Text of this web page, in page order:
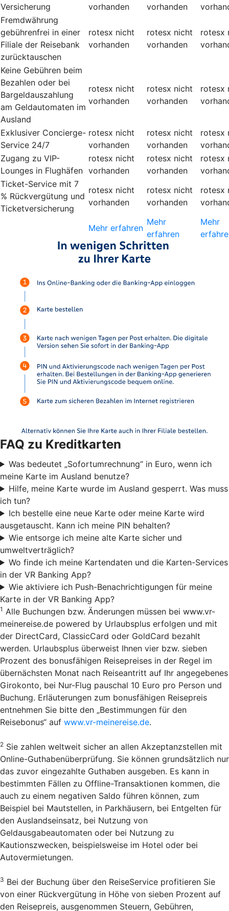
Versicherung
vorhanden
vorhanden
Fremdwährung
gebührenfrei in einer
Filiale der Reisebank
zurücktauschen
rotesx nicht
vorhanden
rotesx nicht
vorhanden
rotesx
Keine Gebühren beim
Bezahlen oder bei
Bargeldauszahlung
am Geldautomaten im
Ausland
rotesx nicht
vorhanden
rotesx nicht
vorhanden
rotesx
Exklusiver Concierge-
Service 24/7
rotesx nicht
vorhanden
rotesx nicht
vorhanden
rotesx
Zugang zu VIP-
Lounges in Flughäfen
rotesx nicht
vorhanden
rotesx nicht
vorhanden
rotesx
Ticket-Service mit 7
% Rückvergütung und
Ticketversicherung
rotesx nicht
vorhanden
rotesx nicht
vorhanden
rotesx
Mehr erfahren
Mehr
erfahren
Mehr
FAQ zu Kreditkarten
Was bedeutet „Sofortumrechnung“ in Euro, wenn ich
meine Karte im Ausland benutze?
Hilfe, meine Karte wurde im Ausland gesperrt. Was muss
ich tun?
Ich bestelle eine neue Karte oder meine Karte wird
ausgetauscht. Kann ich meine PIN behalten?
Wie entsorge ich meine alte Karte sicher und
umweltverträglich?
Wo finde ich meine Kartendaten und die Karten-Services
in der VR Banking App?
Wie aktiviere ich Push-Benachrichtigungen für meine
Karte in der VR Banking App?
1 Alle Buchungen bzw. Änderungen müssen bei www.vr-
meinereise.de powered by Urlaubsplus erfolgen und mit
der DirectCard, ClassicCard oder GoldCard bezahlt
werden. Urlaubsplus überweist Ihnen vier bzw. sieben
Prozent des bonusfähigen Reisepreises in der Regel im
übernächsten Monat nach Reiseantritt auf Ihr angegebenes
Girokonto, bei Nur-Flug pauschal 10 Euro pro Person und
Buchung. Erläuterungen zum bonusfähigen Reisepreis
entnehmen Sie bitte den „Bestimmungen für den
Reisebonus“ auf www.vr-meinereise.de.
2 Sie zahlen weltweit sicher an allen Akzeptanzstellen mit
Online-Guthabenüberprüfung. Sie können grundsätzlich nur
das zuvor eingezahlte Guthaben ausgeben. Es kann in
bestimmten Fällen zu Offline-Transaktionen kommen, die
auch zu einem negativen Saldo führen können, zum
Beispiel bei Mautstellen, in Parkhäusern, bei Entgelten für
den Auslandseinsatz, bei Nutzung von
Geldausgabeautomaten oder bei Nutzung zu
Kautionszwecken, beispielsweise im Hotel oder bei
Autovermietungen.
3 Bei der Buchung über den Reise­Service profitieren Sie
von einer Rückvergütung in Höhe von sieben Prozent auf
den Reisepreis, ausgenommen Steuern, Gebühren,